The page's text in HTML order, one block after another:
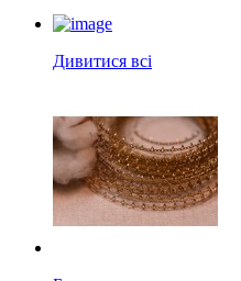
Дивитися всі